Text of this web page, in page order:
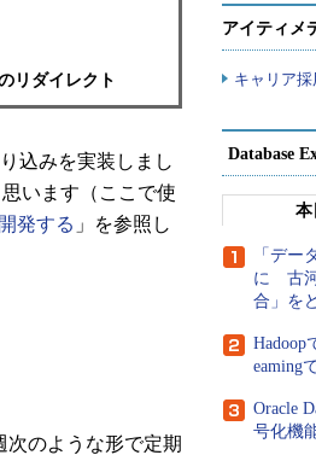
リダイレクト
込みを実装しまし
います（ここで使
発する 」を参照し
次のような形で定期
アイティメ
キャリア
Database
本
「デー
に 古河
合」を
Hadoop
eaming
Oracle
号化機